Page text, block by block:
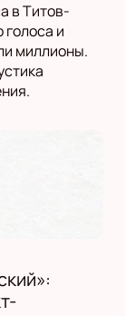
в Титов-
и
миллионы.